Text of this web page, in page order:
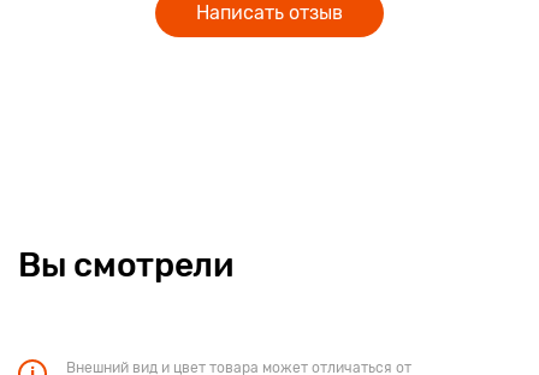
Написать отзыв
Вы смотрели
Внешний вид и цвет товара может отличаться от